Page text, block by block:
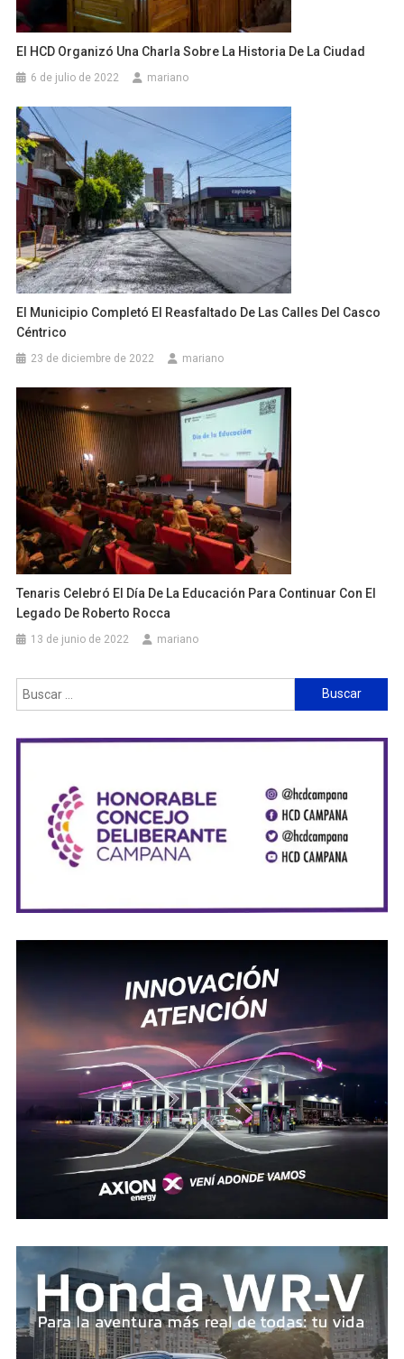
El HCD Organizó Una Charla Sobre La Historia De La Ciudad
6 de julio de 2022 mariano
El Municipio Completó El Reasfaltado De Las Calles Del Casco
Céntrico
23 de diciembre de 2022 mariano
Tenaris Celebró El Día De La Educación Para Continuar Con El
Legado De Roberto Rocca
13 de junio de 2022 mariano
Buscar: